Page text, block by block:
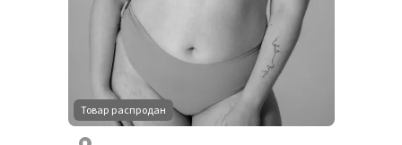
Товар распродан